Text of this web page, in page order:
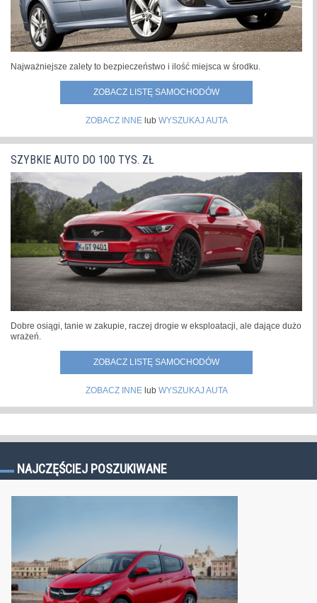
Najważniejsze zalety to bezpieczeństwo i ilość miejsca w środku.
ZOBACZ LISTĘ SAMOCHODÓW
ZOBACZ INNElub WYSZUKAJ AUTA
SZYBKIE AUTO DO 100 TYS. ZŁ
Dobre osiągi, tanie w zakupie, raczej drogie w eksploatacji, ale dające dużo
wrażeń.
ZOBACZ LISTĘ SAMOCHODÓW
ZOBACZ INNElub WYSZUKAJ AUTA
NAJCZĘŚCIEJ POSZUKIWANE